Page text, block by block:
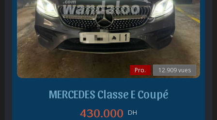
Pro. 12.909 vues
MERCEDES Classe E Coupé
430.000 DH